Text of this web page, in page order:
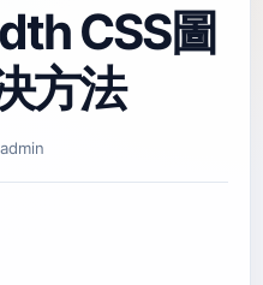
CSS圖
方法
admin